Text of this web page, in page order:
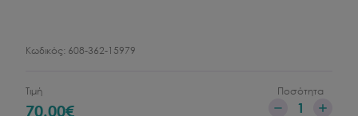
Κωδικός: 608-362-15979
Τιμή
70.00€
Ποσότητα
1